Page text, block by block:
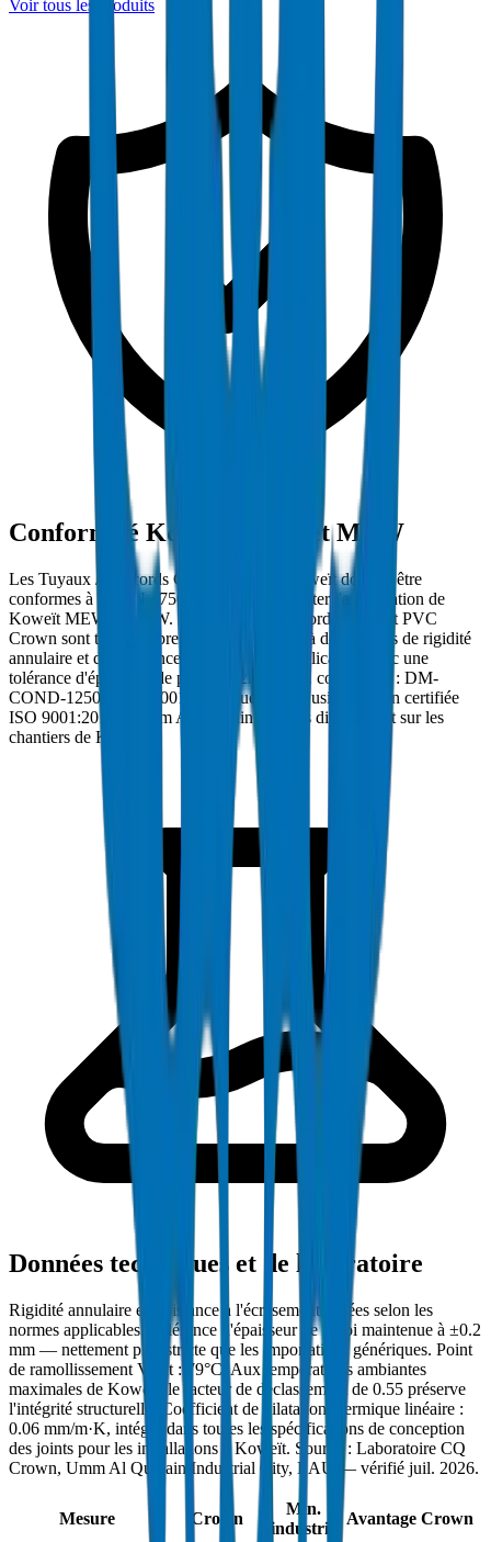
Voir tous les produits
Conformité Koweït MEW et MPW
Les Tuyaux / Raccords Conduit PVC à Koweït doivent être
conformes à 1250N / 750N / SCH 40 et porter l'approbation de
Koweït MEW et MPW. Les Tuyaux / Raccords Conduit PVC
Crown sont testés en pression d'éclatement à des normes de rigidité
annulaire et de résistance à l'écrasement applicables avec une
tolérance d'épaisseur de paroi ±0.2mm. Réf. conformité : DM-
COND-1250N-2024-001. Fabriqués dans l'usine Crown certifiée
ISO 9001:2015 à Umm Al Quwain et livrés directement sur les
chantiers de Koweït.
Données techniques et de laboratoire
Rigidité annulaire et résistance à l'écrasement testées selon les
normes applicables. Tolérance d'épaisseur de paroi maintenue à ±0.2
mm — nettement plus stricte que les importations génériques. Point
de ramollissement Vicat : 79°C. Aux températures ambiantes
maximales de Koweït, le facteur de déclassement de 0.55 préserve
l'intégrité structurelle. Coefficient de dilatation thermique linéaire :
0.06 mm/m·K, intégré dans toutes les spécifications de conception
des joints pour les installations à Koweït. Source : Laboratoire CQ
Crown, Umm Al Quwain Industrial City, EAU — vérifié juil. 2026.
Mesure Crown
Min.
industrie
Avantage Crown